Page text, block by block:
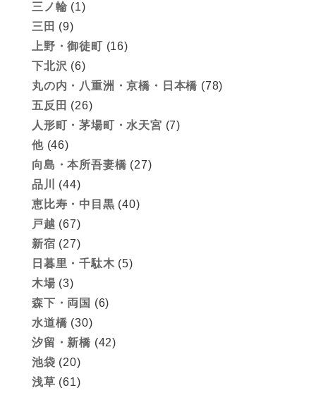
三ノ輪 (1)
三田 (9)
上野・御徒町 (16)
下北沢 (6)
丸の内・八重洲・京橋・日本橋 (78)
五反田 (26)
人形町・茅場町・水天宮 (7)
他(46)
向島・本所吾妻橋 (27)
品川
(44)
恵比寿・中目黒 (40)
戸越 (67)
新宿 (27)
日暮里・千駄木 (5)
木場 (3)
森下・両国 (6)
水道橋 (30)
汐留・新橋 (42)
池袋 (20)
浅草 (61)